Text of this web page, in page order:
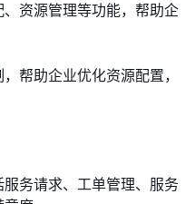
资源管理等功能，帮助企
帮助企业优化资源配置，
务请求、工单管理、服务